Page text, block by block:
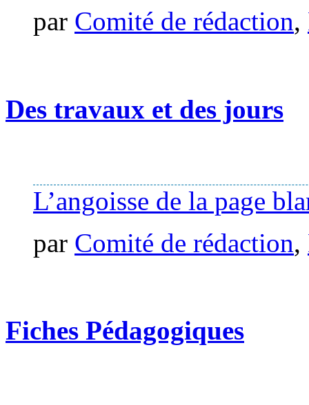
par Comité de rédaction,
Des travaux et des jours
L’angoisse de la page
par Comité de rédaction,
Fiches Pédagogiques